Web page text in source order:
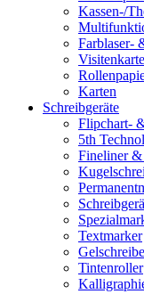
Kassen-/
Farblaser-
Karten
Schreibgeräte
Flipchart-
5th
Fineliner &
Textmarker
Tintenroller